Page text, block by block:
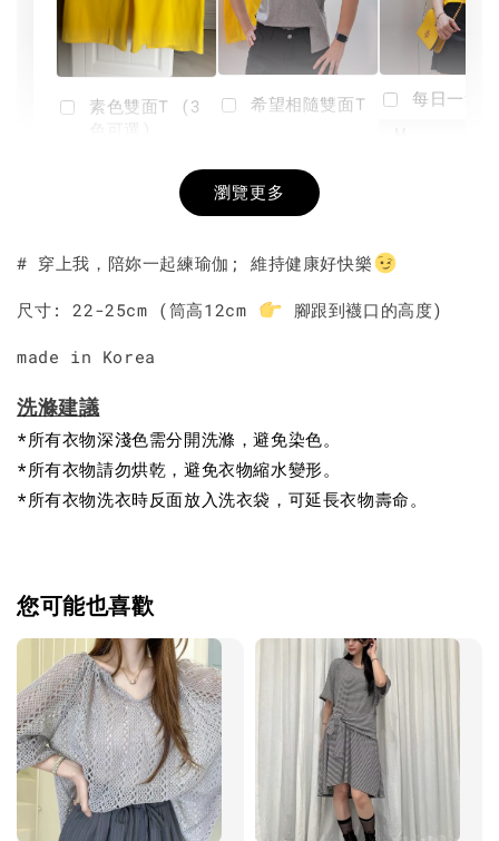
素色雙面T (3
+
希望相隨雙面T
NT$ 190
-
每日一笑
瀏覽更多
# 穿上我，陪妳一起練瑜伽; 維持健康好快樂
尺寸: 22-25cm (筒高12cm 腳跟到襪口的高度)
made in Korea
洗滌建議
*所有衣物深淺色需分開洗滌，避免染色。
*所有衣物請勿烘乾，避免衣物縮水變形。
*所有衣物洗衣時反面放入洗衣袋，可延長衣物壽命。
您可能也喜歡